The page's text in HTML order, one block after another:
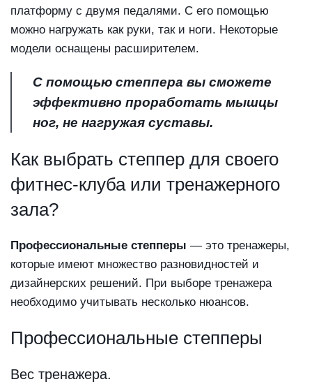
платформу с двумя педалями. С его помощью
можно нагружать как руки, так и ноги. Некоторые
модели оснащены расширителем.
С помощью степпера вы сможете
эффективно проработать мышцы
ног, не нагружая суставы.
Как выбрать степпер для своего
фитнес-клуба или тренажерного
зала?
Профессиональные степперы — это тренажеры,
которые имеют множество разновидностей и
дизайнерских решений. При выборе тренажера
необходимо учитывать несколько нюансов.
Профессиональные степперы
Вес тренажера.